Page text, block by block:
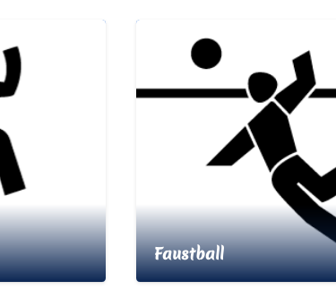
Faustball